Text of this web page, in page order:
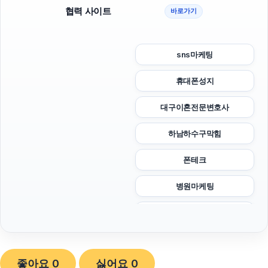
협력 사이트 바로가기
sns마케팅
휴대폰성지
대구이혼전문변호사
하남하수구막힘
폰테크
병원마케팅
좋아요 0 싫어요 0